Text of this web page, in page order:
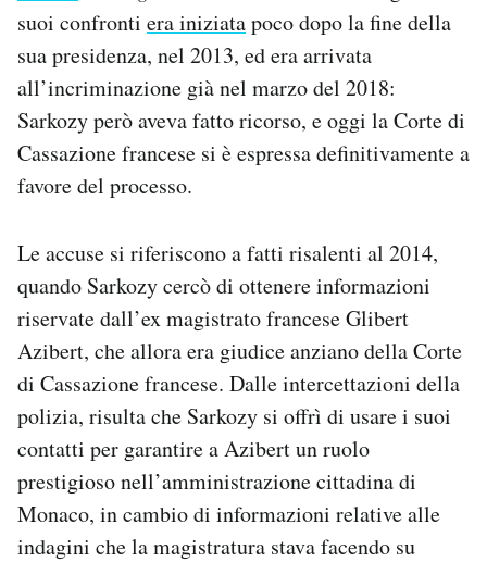
CALENDARIO
AREA PERSONALE
Area Personale
Newsletter
Notifiche mobile
Hai bisogno di aiuto?
Esci
suoi confronti era iniziatapoco dopo la fine della
sua presidenza, nel 2013, ed era arrivata
all’incriminazione già nel marzo del 2018:
Sarkozy però aveva fatto ricorso, e oggi la Corte di
Cassazione francese si è espressa definitivamente a
favore del processo.
Le accuse si riferiscono a fatti risalenti al 2014,
quando Sarkozy cercò di ottenere informazioni
riservate dall’ex magistrato francese Glibert
Azibert, che allora era giudice anziano della Corte
di Cassazione francese. Dalle intercettazioni della
polizia, risulta che Sarkozy si offrì di usare i suoi
contatti per garantire a Azibert un ruolo
prestigioso nell’amministrazione cittadina di
Monaco, in cambio di informazioni relative alle
indagini che la magistratura stava facendo su